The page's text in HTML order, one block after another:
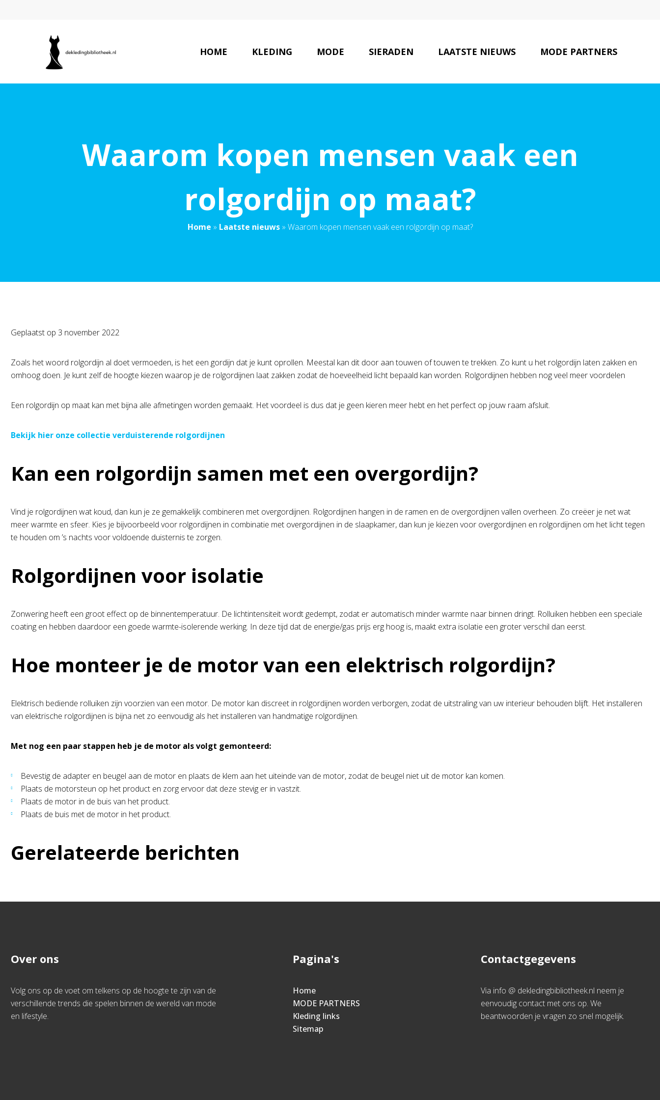
HOME KLEDING MODE SIERADEN LAATSTE NIEUWS MODE PARTNERS
Waarom kopen mensen vaak een
rolgordijn op maat?
Home » Laatste nieuws» Waarom kopen mensen vaak een rolgordijn op maat?
Geplaatst op 3 november 2022
Zoals het woord rolgordijn al doet vermoeden, is het een gordijn dat je kunt oprollen. Meestal kan dit door aan touwen of touwen te trekken. Zo kunt u het rolgordijn laten zakken en
omhoog doen. Je kunt zelf de hoogte kiezen waarop je de rolgordijnen laat zakken zodat de hoeveelheid licht bepaald kan worden. Rolgordijnen hebben nog veel meer voordelen
Een rolgordijn op maat kan met bijna alle afmetingen worden gemaakt. Het voordeel is dus dat je geen kieren meer hebt en het perfect op jouw raam afsluit.
Bekijk hier onze collectie verduisterende rolgordijnen
Kan een rolgordijn samen met een overgordijn?
Vind je rolgordijnen wat koud, dan kun je ze gemakkelijk combineren met overgordijnen. Rolgordijnen hangen in de ramen en de overgordijnen vallen overheen. Zo creëer je net wat
meer warmte en sfeer. Kies je bijvoorbeeld voor rolgordijnen in combinatie met overgordijnen in de slaapkamer, dan kun je kiezen voor overgordijnen en rolgordijnen om het licht tegen
te houden om ’s nachts voor voldoende duisternis te zorgen.
Rolgordijnen voor isolatie
Zonwering heeft een groot effect op de binnentemperatuur. De lichtintensiteit wordt gedempt, zodat er automatisch minder warmte naar binnen dringt. Rolluiken hebben een speciale
coating en hebben daardoor een goede warmte-isolerende werking. In deze tijd dat de energie/gas prijs erg hoog is, maakt extra isolatie een groter verschil dan eerst.
Hoe monteer je de motor van een elektrisch rolgordijn?
Elektrisch bediende rolluiken zijn voorzien van een motor. De motor kan discreet in rolgordijnen worden verborgen, zodat de uitstraling van uw interieur behouden blijft. Het installeren
van elektrische rolgordijnen is bijna net zo eenvoudig als het installeren van handmatige rolgordijnen.
Met nog een paar stappen heb je de motor als volgt gemonteerd:
Bevestig de adapter en beugel aan de motor en plaats de klem aan het uiteinde van de motor, zodat de beugel niet uit de motor kan komen.
Plaats de motorsteun op het product en zorg ervoor dat deze stevig er in vastzit.
Plaats de motor in de buis van het product.
Plaats de buis met de motor in het product.
Gerelateerde berichten
Over ons
Volg ons op de voet om telkens op de hoogte te zijn van de
verschillende trends die spelen binnen de wereld van mode
en lifestyle.
Pagina's
Home
MODE PARTNERS
Kleding links
Sitemap
Contactgegevens
Via info @ dekledingbibliotheek.nl neem je
eenvoudig contact met ons op. We
beantwoorden je vragen zo snel mogelijk.